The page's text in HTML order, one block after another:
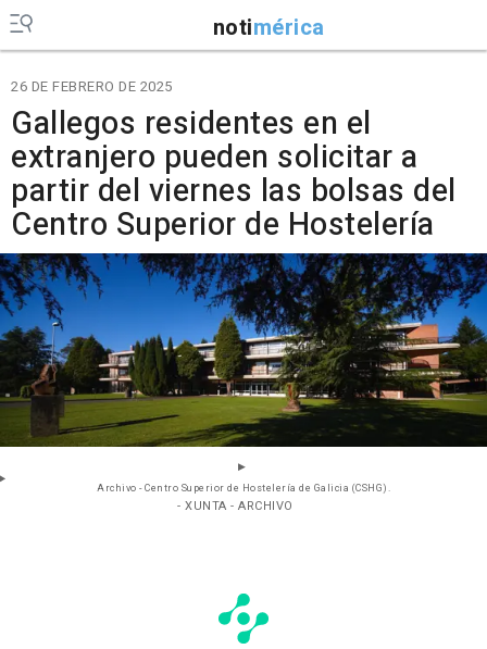
notimérica
26 DE FEBRERO DE 2025
Gallegos residentes en el
extranjero pueden solicitar a
partir del viernes las bolsas del
Centro Superior de Hostelería
Archivo - Centro Superior de Hostelería de Galicia (CSHG).
- XUNTA - ARCHIVO